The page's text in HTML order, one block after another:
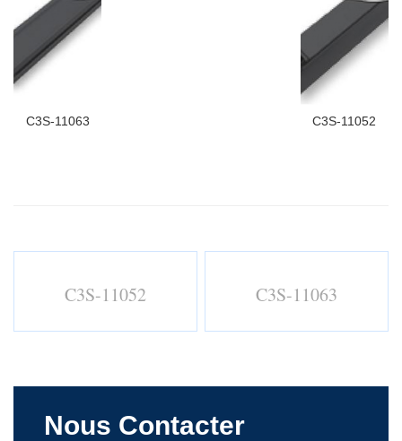
C3S-11063 C3S-11052
C3S-11052 C3S-11063
Nous Contacter